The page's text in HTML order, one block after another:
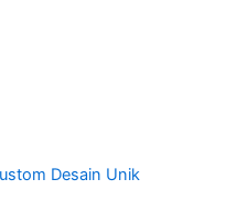
Desain Unik